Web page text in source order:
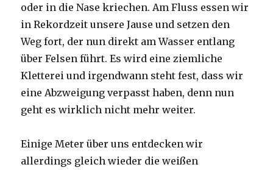
oder in die Nase kriechen. Am Fluss essen wir
in Rekordzeit unsere Jause und setzen den
Weg fort, der nun direkt am Wasser entlang
über Felsen führt. Es wird eine ziemliche
Kletterei und irgendwann steht fest, dass wir
eine Abzweigung verpasst haben, denn nun
geht es wirklich nicht mehr weiter.
Einige Meter über uns entdecken wir
allerdings gleich wieder die weißen